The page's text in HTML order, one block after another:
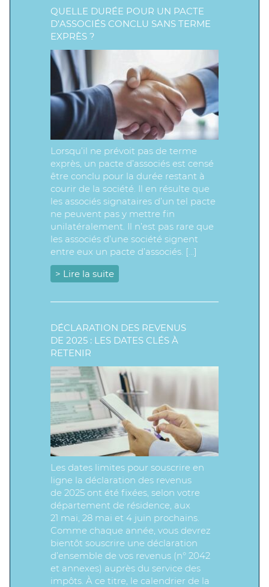
QUELLE DURÉE POUR UN PACTE
D’ASSOCIÉS CONCLU SANS TERME
EXPRÈS ?
Lorsqu’il ne prévoit pas de terme
exprès, un pacte d’associés est censé
être conclu pour la durée restant à
courir de la société. Il en résulte que
les associés signataires d’un tel pacte
ne peuvent pas y mettre fin
unilatéralement. Il n’est pas rare que
les associés d’une société signent
entre eux un pacte d’associés. […]
> Lire la suite
DÉCLARATION DES REVENUS
DE 2025 : LES DATES CLÉS À
RETENIR
Les dates limites pour souscrire en
ligne la déclaration des revenus
de 2025 ont été fixées, selon votre
département de résidence, aux
21 mai, 28 mai et 4 juin prochains.
Comme chaque année, vous devrez
bientôt souscrire une déclaration
d’ensemble de vos revenus (n° 2042
et annexes) auprès du service des
impôts. À ce titre, le calendrier de la